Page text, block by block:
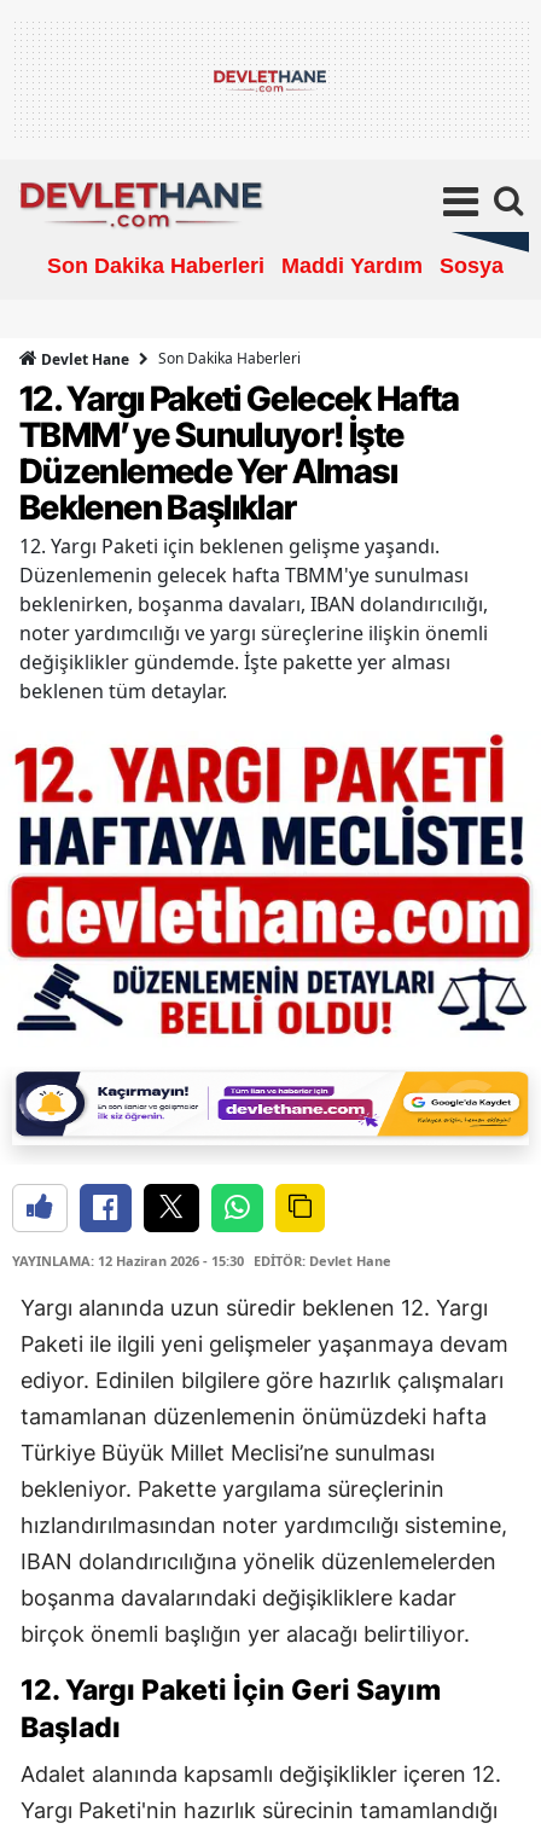
Son Dakika Haberleri Maddi Yardım Sosyal
Devlet Hane Son Dakika Haberleri
12. Yargı Paketi Gelecek Hafta
TBMM’ye Sunuluyor! İşte
Düzenlemede Yer Alması
Beklenen Başlıklar
12. Yargı Paketi için beklenen gelişme yaşandı.
Düzenlemenin gelecek hafta TBMM'ye sunulması
beklenirken, boşanma davaları, IBAN dolandırıcılığı,
noter yardımcılığı ve yargı süreçlerine ilişkin önemli
değişiklikler gündemde. İşte pakette yer alması
beklenen tüm detaylar.
YAYINLAMA: 12 Haziran 2026 - 15:30 EDİTÖR: Devlet Hane
Yargı alanında uzun süredir beklenen 12. Yargı
Paketi ile ilgili yeni gelişmeler yaşanmaya devam
ediyor. Edinilen bilgilere göre hazırlık çalışmaları
tamamlanan düzenlemenin önümüzdeki hafta
Türkiye Büyük Millet Meclisi’ne sunulması
bekleniyor. Pakette yargılama süreçlerinin
hızlandırılmasından noter yardımcılığı sistemine,
IBAN dolandırıcılığına yönelik düzenlemelerden
boşanma davalarındaki değişikliklere kadar
birçok önemli başlığın yer alacağı belirtiliyor.
12. Yargı Paketi İçin Geri Sayım
Başladı
Adalet alanında kapsamlı değişiklikler içeren 12.
Yargı Paketi'nin hazırlık sürecinin tamamlandığı